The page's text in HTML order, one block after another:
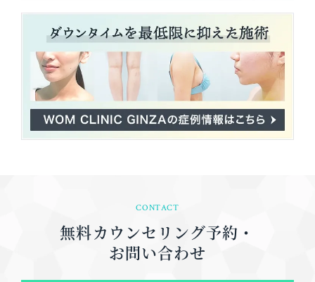
CONTACT
無料カウンセリング予約・
お問い合わせ